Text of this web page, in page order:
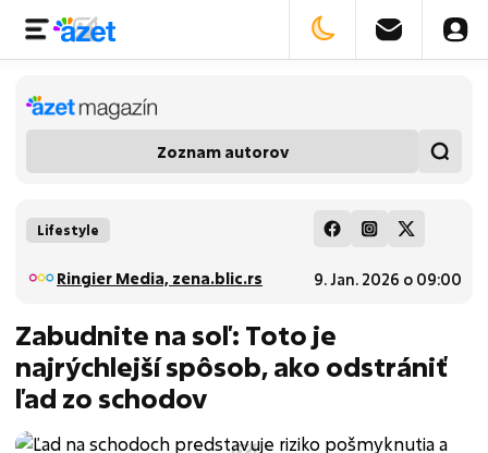
Zoznam autorov
Lifestyle
9. Jan. 2026 o 09:00
Ringier Media, zena.blic.rs
Zabudnite na soľ: Toto je
najrýchlejší spôsob, ako odstrániť
ľad zo schodov